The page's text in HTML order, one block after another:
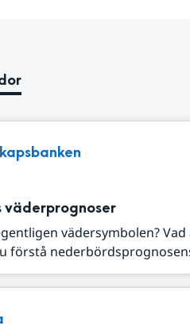
väderprognoser
vädersymbolen?
förstå